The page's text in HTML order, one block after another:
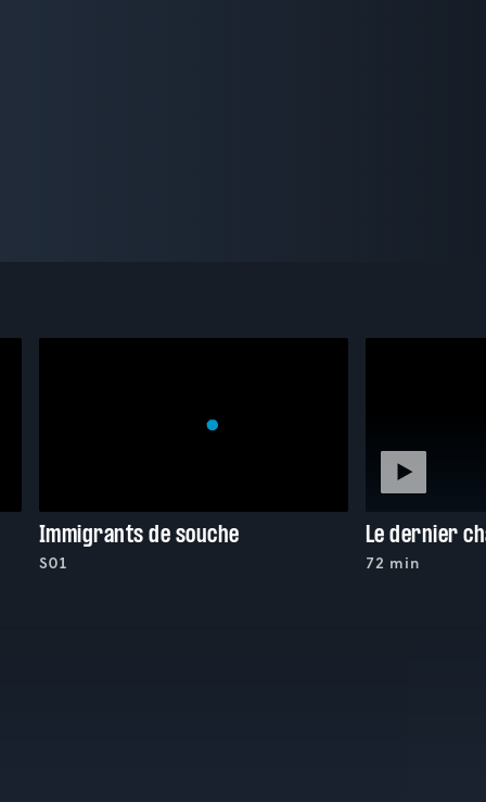
Immigrants de souche
S01
Le dernier
72 min